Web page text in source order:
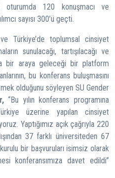
120 konuşmacı ve
sayısı 300’ü geçti.
Türkiye’de toplumsal cinsiyet
sunulacağı, tartışılacağı ve
bir araya geleceği bir platform
bu konferans buluşmasını
olduğunu söyleyen SU Gender
“Bu yılın konferans programına
üzerine yapılan cinsiyet
Yaptığımız açık çağrıyla 220
37 farklı üniversiteden 67
bir başvuruları isimsiz olarak
konferansımıza davet edildi”